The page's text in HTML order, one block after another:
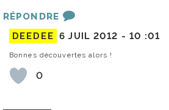
RÉPONDRE
DEEDEE 6 JUIL 2012 - 10 :01
Bonnes découvertes alors !
0